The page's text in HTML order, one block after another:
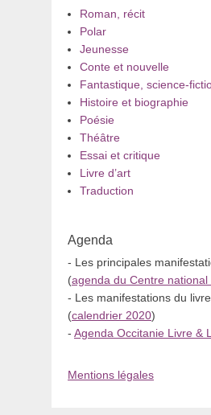
Roman, récit
Polar
Jeunesse
Conte et nouvelle
Fantastique, science-
Histoire et biographie
Poésie
Théâtre
Essai et critique
Livre d’art
Traduction
Agenda
- Les principales
(agenda du Centre national
- Les manifestations du
(calendrier 2020)
- Agenda Occitanie Livre &
Mentions légales